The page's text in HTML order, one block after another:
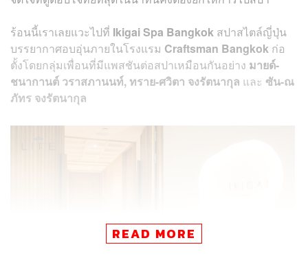
ร้อนนี้เราเลยแวะไปที่ Ikigai Spa Bangkok สปาสไตล์ญี่ปุ่น
บรรยากาศอบอุ่นภายในโรงแรม Craftsman Bangkok ก่อ
ตั้งโดยกลุ่มเพื่อนที่มีแพสชันต่อสปาเหมือนกันอย่าง มายด์-
ชนากานต์ วราสภานนท์, ทราย-ศวิตา จงรัตนากุล และ ซัน-ณ
ภัทร จงรัตนากุล
READ MORE